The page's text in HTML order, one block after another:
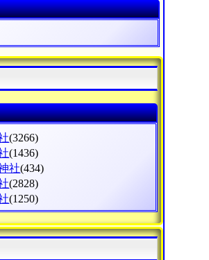
(3266)
(1436)
社(434)
(2828)
(1250)